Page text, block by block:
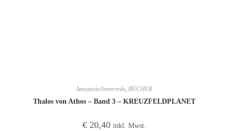
Anastasia/Innererde, BÜCHER
Thalos von Athos – Band 3 – KREUZFELDPLANET
€20,40 inkl. Mwst.